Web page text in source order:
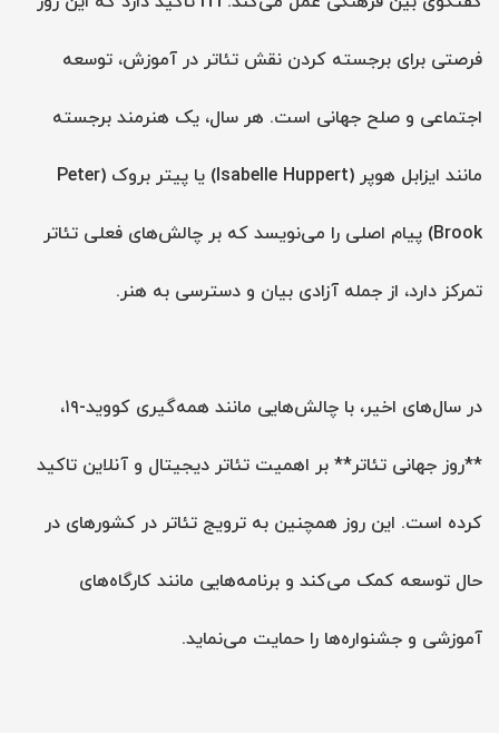
فرصتی برای برجسته کردن نقش تئاتر در آموزش، توسعه
اجتماعی و صلح جهانی است. هر سال، یک هنرمند برجسته
مانند ایزابل هوپر (Isabelle Huppert) یا پیتر بروک (Peter
Brook) پیام اصلی را می‌نویسد که بر چالش‌های فعلی تئاتر
تمرکز دارد، از جمله آزادی بیان و دسترسی به هنر.
در سال‌های اخیر، با چالش‌هایی مانند همه‌گیری کووید-۱۹،
**روز جهانی تئاتر** بر اهمیت تئاتر دیجیتال و آنلاین تاکید
کرده است. این روز همچنین به ترویج تئاتر در کشورهای در
حال توسعه کمک می‌کند و برنامه‌هایی مانند کارگاه‌های
آموزشی و جشنواره‌ها را حمایت می‌نماید.